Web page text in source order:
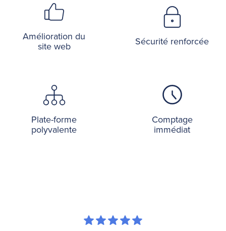
Amélioration du
site web Sécurité renforcée
Plate-forme
polyvalente
Comptage
immédiat